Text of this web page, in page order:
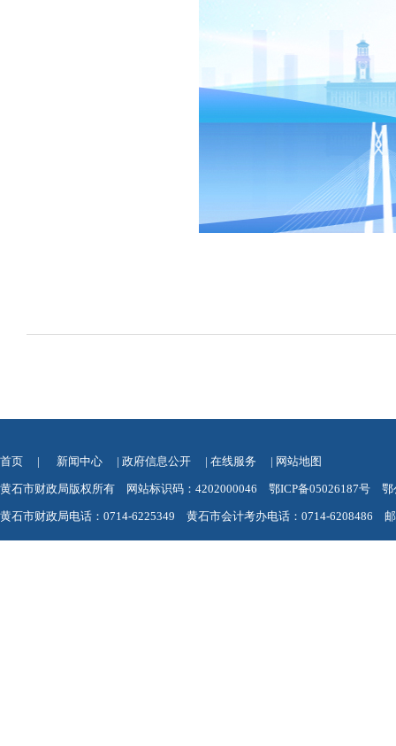
首页 | 新闻中心 | 政府信息公开 | 在线服务 | 网站地图
黄石市财政局版权所有 网站标识码：4202000046 鄂ICP备05026187号 鄂
黄石市财政局电话：0714-6225349 黄石市会计考办电话：0714-6208486